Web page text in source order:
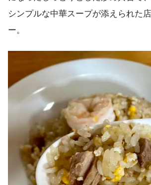
シンプルな中華スープが添えられた
ー。